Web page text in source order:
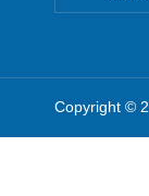
Copyright ©